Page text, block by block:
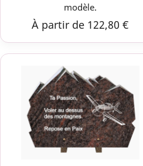
modèle.
À partir de 122,80 €